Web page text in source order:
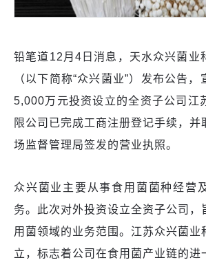
铅笔道12月4日消息，天水众兴菌业
（以下简称“众兴菌业”）发布公告
5,000万元投资设立的全资子公司江
限公司已完成工商注册登记手续，并
场监督管理局签发的营业执照。
众兴菌业主要从事食用菌菌种经营
务。此次对外投资设立全资子公司，
用菌领域的业务范围。江苏众兴菌业
立，标志着公司在食用菌产业链的进